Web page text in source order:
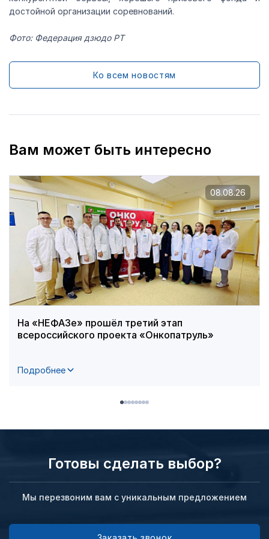
достойной организации соревнований.
Фото: Федерация дзюдо РТ
Ко всем новостям
Вам может быть интересно
На «НЕФАЗе» прошёл третий этап
всероссийского проекта «Онкопатруль»
Подробнее
08.08.26
Готовы сделать выбор?
Мы перезвоним вам с уникальным предложением